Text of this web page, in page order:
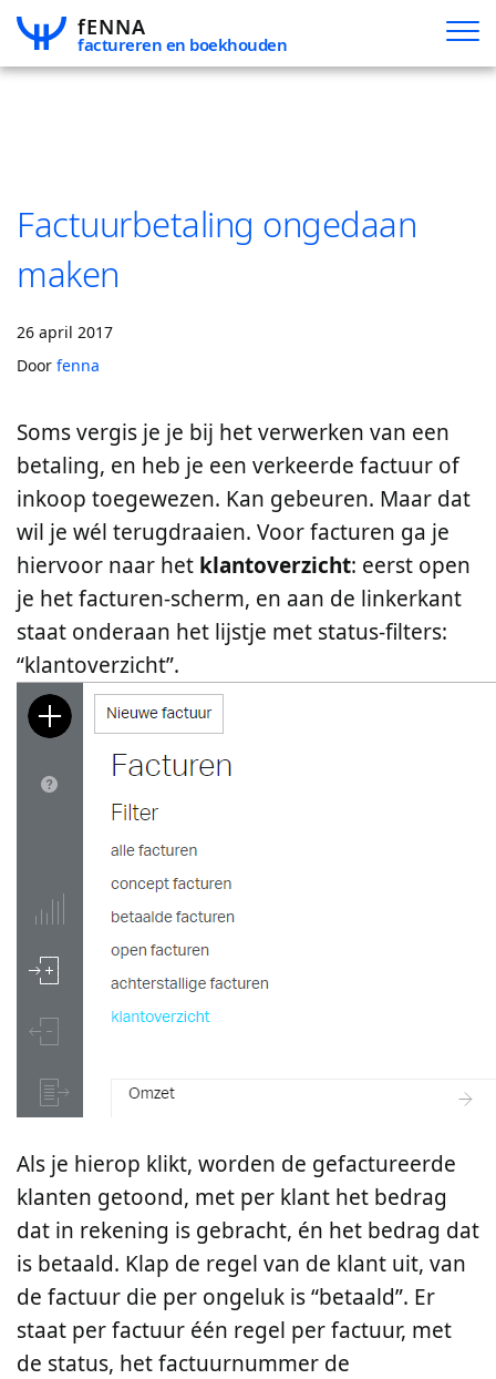
fENNA
factureren en boekhouden
producten
fenna facturatie
fenna compleet
fenna overstapservice
vergelijk fenna-abonnementen
team fenna
wij zijn team fenna
wat zeggen onze klanten
prijzen
mijn fenna
nu proberen
Factuurbetaling ongedaan
maken
26 april 2017
Door fenna
Soms vergis je je bij het verwerken van een
betaling, en heb je een verkeerde factuur of
inkoop toegewezen. Kan gebeuren. Maar dat
wil je wél terugdraaien. Voor facturen ga je
hiervoor naar het klantoverzicht: eerst open
je het facturen-scherm, en aan de linkerkant
staat onderaan het lijstje met status-filters:
“klantoverzicht”.
Als je hierop klikt, worden de gefactureerde
klanten getoond, met per klant het bedrag
dat in rekening is gebracht, én het bedrag dat
is betaald. Klap de regel van de klant uit, van
de factuur die per ongeluk is “betaald”. Er
staat per factuur één regel per factuur, met
de status, het factuurnummer de